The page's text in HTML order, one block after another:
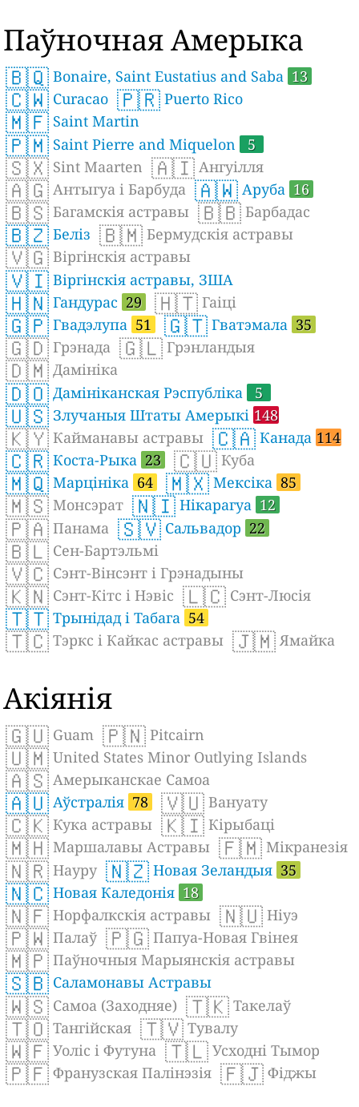
Паўночная Амерыка
🇧🇶 Bonaire, Saint Eustatius and Saba 13
🇨🇼 Curacao 🇵🇷 Puerto Rico
🇲🇫 Saint Martin
🇵🇲 Saint Pierre and Miquelon 5
🇸🇽 Sint Maarten 🇦🇮 Ангуілля
🇦🇬 Антыгуа і Барбуда 🇦🇼 Аруба 16
🇧🇸 Багамскія астравы 🇧🇧 Барбадас
🇧🇿 Беліз 🇧🇲 Бермудскія астравы
🇻🇬 Віргінскія астравы
🇻🇮 Віргінскія астравы, ЗША
🇭🇳 Гандурас 29 🇭🇹 Гаіці
🇬🇵 Гвадэлупа 51 🇬🇹 Гватэмала 35
🇬🇩 Грэнада 🇬🇱 Грэнландыя
🇩🇲 Дамініка
🇩🇴 Дамініканская Рэспубліка 5
🇺🇸 Злучаныя Штаты Амерыкі 148
🇰🇾 Кайманавы астравы 🇨🇦 Канада 114
🇨🇷 Коста-Рыка 23 🇨🇺 Куба
🇲🇶 Марцініка 64 🇲🇽 Мексіка 85
🇲🇸 Монсэрат 🇳🇮 Нікарагуа 12
🇵🇦 Панама 🇸🇻 Сальвадор 22
🇧🇱 Сен-Бартэльмі
🇻🇨 Сэнт-Вінсэнт і Грэнадыны
🇰🇳 Сэнт-Кітс і Нэвіс 🇱🇨 Сэнт-Люсія
🇹🇹 Трынідад і Табага 54
🇹🇨 Тэркс і Кайкас астравы 🇯🇲 Ямайка
Акіянія
🇬🇺 Guam 🇵🇳 Pitcairn
🇺🇲 United States Minor Outlying Islands
🇦🇸 Амерыканскае Самоа
🇦🇺 Аўстралія 78 🇻🇺 Вануату
🇨🇰 Кука астравы 🇰🇮 Кірыбаці
🇲🇭 Маршалавы Астравы 🇫🇲 Мікранезія
🇳🇷 Науру 🇳🇿 Новая Зеландыя 35
🇳🇨 Новая Каледонія 18
🇳🇫 Норфалкскія астравы 🇳🇺 Ніуэ
🇵🇼 Палаў 🇵🇬 Папуа-Новая Гвінея
🇲🇵 Паўночныя Марыянскія астравы
🇸🇧 Саламонавы Астравы
🇼🇸 Самоа (Заходняе) 🇹🇰 Такелаў
🇹🇴 Тангійская 🇹🇻 Тувалу
🇼🇫 Уоліс і Футуна 🇹🇱 Усходні Тымор
🇵🇫 Франузская Палінэзія 🇫🇯 Фіджы